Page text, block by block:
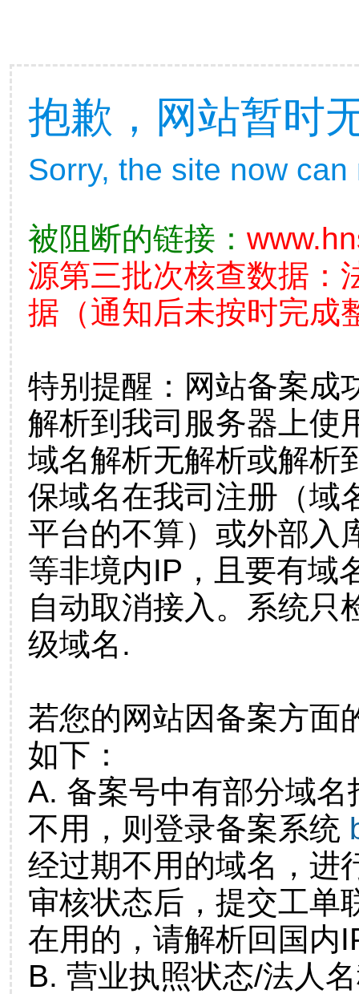
抱歉，网站暂时
Sorry, the site now
被阻断的链接：
源第三批次核查数据：
据（通知后未按时完成
特别提醒：网站备案成
解析到我司服务器上使
域名解析无解析或解析
保域名在我司注册（域
平台的不算）或外部入
等非境内IP，且要有域
自动取消接入。系统只
级域名.
若您的网站因备案方面
如下：
A. 备案号中有部分域
不用，则登录备案系统
经过期不用的域名，进
审核状态后，提交工单
在用的，请解析回国内
B. 营业执照状态/法人